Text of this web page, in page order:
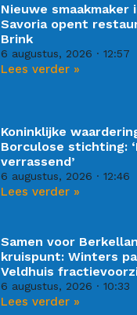
Nieuwe smaakmaker
Savoria opent
Brink
6 augustus, 2026 12:57
Lees verder »
Koninklijke
Borculose stichting:
verrassend’
6 augustus, 2026 12:46
Lees verder »
Samen voor
kruispunt: Winters
Veldhuis
6 augustus, 2026 10:33
Lees verder »